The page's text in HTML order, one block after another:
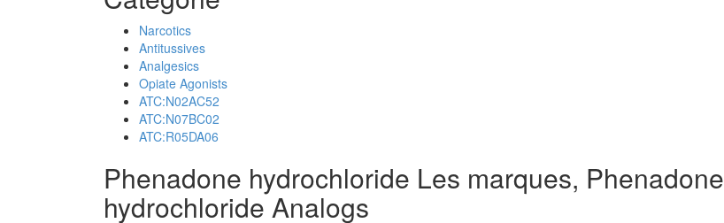
Narcotics
Antitussives
Analgesics
Opiate Agonists
ATC:N02AC52
ATC:N07BC02
ATC:R05DA06
Phenadone hydrochloride Les marques, Phenadone
hydrochloride Analogs